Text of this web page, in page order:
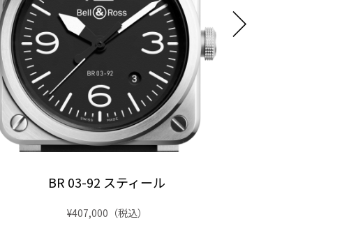
BR 03-92 スティール
¥407,000 （税込）